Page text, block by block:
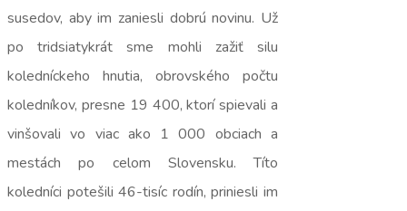
susedov, aby im zaniesli dobrú novinu. Už
po tridsiatykrát sme mohli zažiť silu
koledníckeho hnutia, obrovského počtu
koledníkov, presne 19 400, ktorí spievali a
vinšovali vo viac ako 1 000 obciach a
mestách po celom Slovensku. Títo
koledníci potešili 46-tisíc rodín, priniesli im